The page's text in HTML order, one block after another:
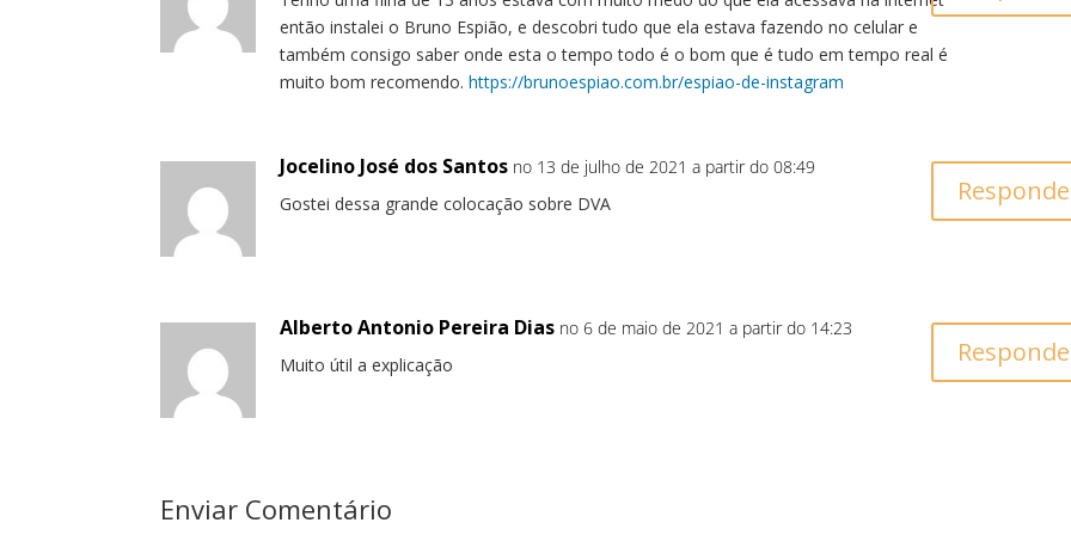
então instalei o Bruno Espião, e descobri tudo que ela estava fazendo no celular e
também consigo saber onde esta o tempo todo é o bom que é tudo em tempo real é
muito bom recomendo.https://brunoespiao.com.br/espiao-de-instagram
Jocelino José dos Santos no 13 de julho de 2021 a partir do 08:49
Gostei dessa grande colocação sobre DVA
Alberto Antonio Pereira Dias no 6 de maio de 2021 a partir do 14:23
Muito útil a explicação
Enviar Comentário